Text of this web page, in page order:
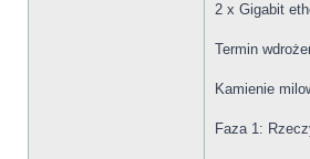
2 x Gigabit
Termin
Kamienie
Faza 1: